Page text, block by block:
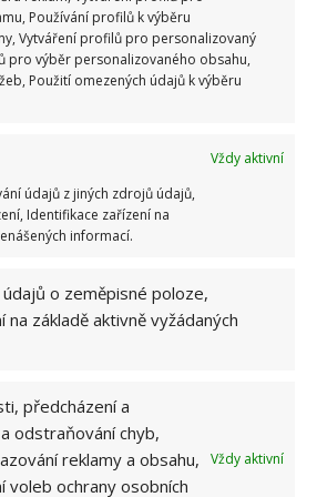
Používání profilů k výběru
Vytváření profilů pro personalizovaný
pro výběr personalizovaného obsahu,
Použití omezených údajů k výběru
Vždy aktivní
údajů z jiných zdrojů údajů,
Identifikace zařízení na
informací.
o zeměpisné poloze,
základě aktivně vyžádaných
předcházení a
odstraňování chyb,
reklamy a obsahu,
voleb ochrany osobních
Vždy aktivní